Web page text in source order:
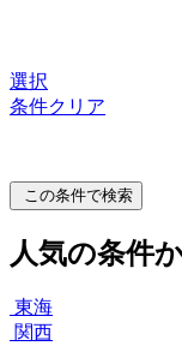
選択
条件クリア
この条件で検索
人気の条件
東海
関西